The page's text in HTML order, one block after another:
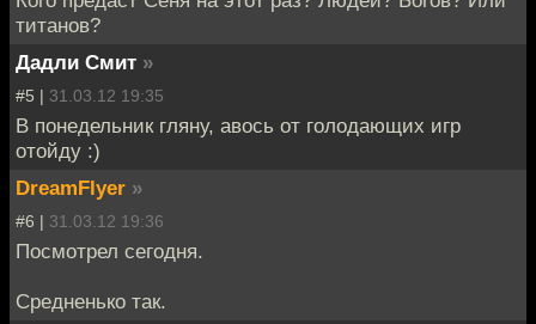
титанов?
Дадли Смит »
#5 | 31.03.12 19:35
В понедельник гляну, авось от голодающих игр
отойду :)
DreamFlyer »
#6 | 31.03.12 19:36
Посмотрел сегодня.
Средненько так.